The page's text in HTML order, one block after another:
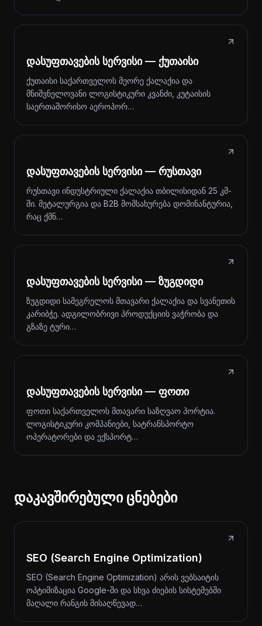
დასუფთავების სერვისი — ქუთაისი
ქუთაისი საქართველოს მეორე ქალაქია და
მნიშვნელოვანი ლოგისტიკური კვანძი, კუტაისის
საერთაშორისო აეროპორ…
დასუფთავების სერვისი — რუსთავი
რუსთავი ინდუსტრიული ქალაქია თბილისიდან 25 კმ-
ში. მეტალურგია და B2B მომსახურება დომინანტურია,
რაც ქმნ…
დასუფთავების სერვისი — ზუგდიდი
ზუგდიდი სამეგრელოს მთავარი ქალაქია და სვანეთის
კარიბჭე. ადგილობრივი პროდუქციის ვაჭრობა და
გზაზე ტური…
დასუფთავების სერვისი — ფოთი
ფოთი საქართველოს მთავარი საზღვაო პორტია.
ლოგისტიკური კომპანიები, სატრანსპორტო
ოპერატორები და ექსპორტ…
დაკავშირებული ცნებები
SEO (Search Engine Optimization)
SEO (Search Engine Optimization) არის ვებსაიტის
ოპტიმიზაცია Google-ში და სხვა ძიების სისტემებში
მაღალი რანგის მისაღწევად…